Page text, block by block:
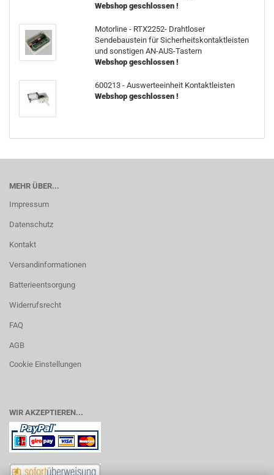
Webshop geschlossen !
Motorline - RTX2252- Drahtloser
Sendebaustein für Sicherheitskontaktleisten
und sonstigen AN-AUS-Tastern
Webshop geschlossen !
600213 - Auswerteeinheit Kontaktleisten
Webshop geschlossen !
MEHR ÜBER...
Impressum
Datenschutz
Kontakt
Versandinformationen
Batterieentsorgung
Widerrufsrecht
FAQ
AGB
Cookie Einstellungen
WIR AKZEPTIEREN...